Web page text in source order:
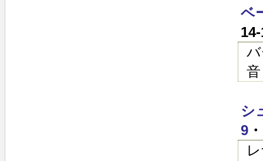
ベ
音
シ
9